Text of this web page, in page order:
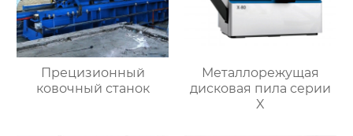
Прецизионный
ковочный станок
Металлорежущая
дисковая пила серии
X